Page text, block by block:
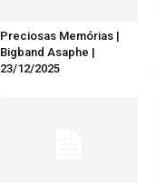
Preciosas Memórias |
Bigband Asaphe |
23/12/2025